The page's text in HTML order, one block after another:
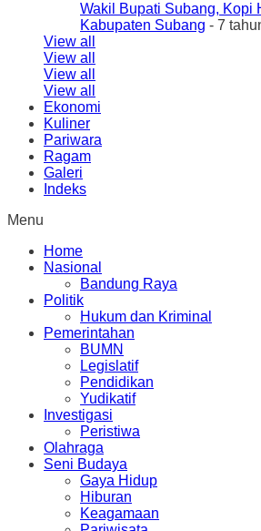
Wakil Bupati Subang, Kopi
Kabupaten Subang - 7
View all
View all
View all
View all
Ekonomi
Kuliner
Pariwara
Ragam
Galeri
Indeks
Menu
Home
Nasional
Bandung Raya
Politik
Hukum dan Kriminal
Pemerintahan
BUMN
Legislatif
Pendidikan
Yudikatif
Investigasi
Peristiwa
Olahraga
Seni Budaya
Gaya Hidup
Hiburan
Keagamaan